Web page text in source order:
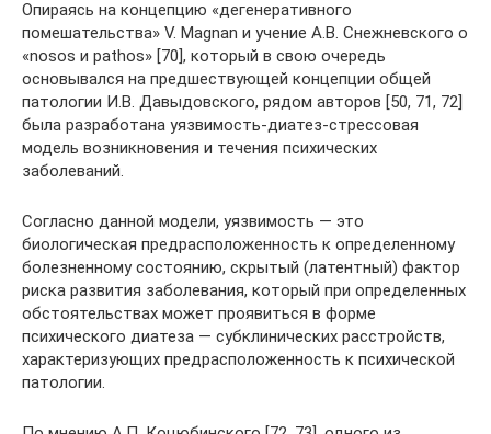
Опираясь на концепцию «дегенеративного
помешательства» V. Magnan и учение А.В. Снежневского о
«nosos и pathos» [70], который в свою очередь
основывался на предшествующей концепции общей
патологии И.В. Давыдовского, рядом авторов [50, 71, 72]
была разработана уязвимость-диатез-стрессовая
модель возникновения и течения психических
заболеваний.
Согласно данной модели, уязвимость — это
биологическая предрасположенность к определенному
болезненному состоянию, скрытый (латентный) фактор
риска развития заболевания, который при определенных
обстоятельствах может проявиться в форме
психического диатеза — субклинических расстройств,
характеризующих предрасположенность к психической
патологии.